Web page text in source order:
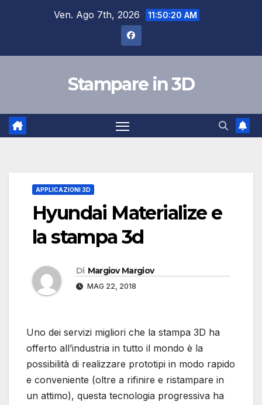
Ven. Ago 7th, 2026 11:50:20 AM
Stampare in 3D
APPLICAZIONI 3D
Hyundai Materialize e
la stampa 3d
Di Margiov Margiov
MAG 22, 2018
Uno dei servizi migliori che la stampa 3D ha
offerto all’industria in tutto il mondo è la
possibilità di realizzare prototipi in modo rapido
e conveniente (oltre a rifinire e ristampare in
un attimo), questa tecnologia progressiva ha